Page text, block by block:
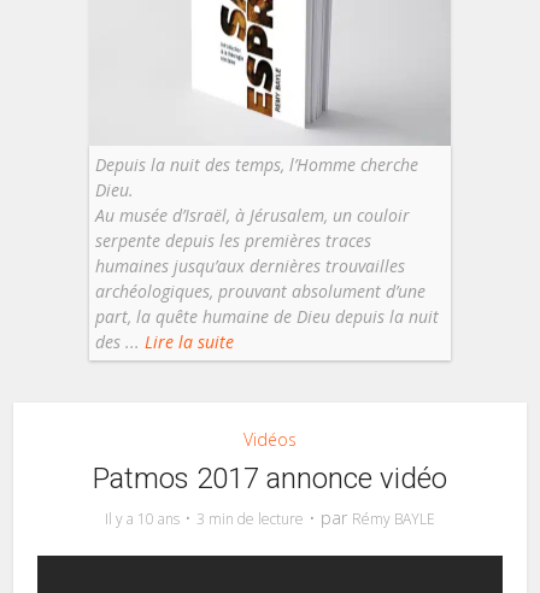
Depuis la nuit des temps, l’Homme cherche
Dieu.
Au musée d’Israël, à Jérusalem, un couloir
serpente depuis les premières traces
humaines jusqu’aux dernières trouvailles
archéologiques, prouvant absolument d’une
part, la quête humaine de Dieu depuis la nuit
des ... Lire la suite
Vidéos
Patmos 2017 annonce vidéo
Il y a 10 ans 3 min de lecture par Rémy BAYLE